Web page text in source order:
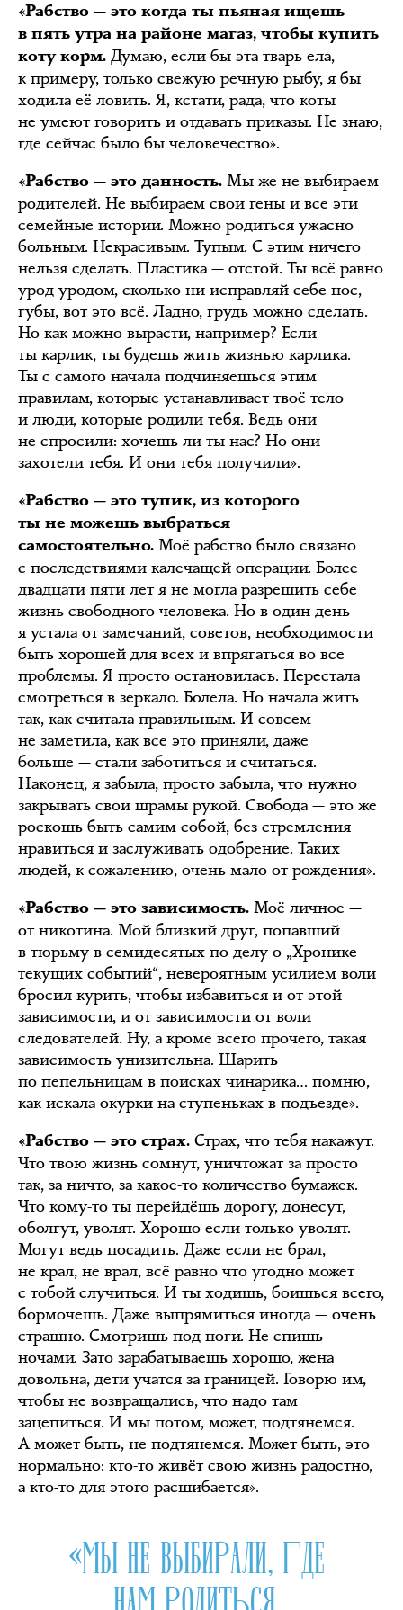
«Рабство — это когда ты пьяная ищешь
в пять утра на районе магаз, чтобы купить
коту корм. Думаю, если бы эта тварь ела,
к примеру, только свежую речную рыбу, я бы
ходила её ловить. Я, кстати, рада, что коты
не умеют говорить и отдавать приказы. Не знаю,
где сейчас было бы человечество».
«Рабство — это данность. Мы же не выбираем
родителей. Не выбираем свои гены и все эти
семейные истории. Можно родиться ужасно
больным. Некрасивым. Тупым. С этим ничего
нельзя сделать. Пластика — отстой. Ты всё равно
урод уродом, сколько ни исправляй себе нос,
губы, вот это всё. Ладно, грудь можно сделать.
Но как можно вырасти, например? Если
ты карлик, ты будешь жить жизнью карлика.
Ты с самого начала подчиняешься этим
правилам, которые устанавливает твоё тело
и люди, которые родили тебя. Ведь они
не спросили: хочешь ли ты нас? Но они
захотели тебя. И они тебя получили».
«Рабство — это тупик, из которого
ты не можешь выбраться
самостоятельно. Моё рабство было связано
с последствиями калечащей операции. Более
двадцати пяти лет я не могла разрешить себе
жизнь свободного человека. Но в один день
я устала от замечаний, советов, необходимости
быть хорошей для всех и впрягаться во все
проблемы. Я просто остановилась. Перестала
смотреться в зеркало. Болела. Но начала жить
так, как считала правильным. И совсем
не заметила, как все это приняли, даже
больше — стали заботиться и считаться.
Наконец, я забыла, просто забыла, что нужно
закрывать свои шрамы рукой. Свобода — это же
роскошь быть самим собой, без стремления
нравиться и заслуживать одобрение. Таких
людей, к сожалению, очень мало от рождения».
«Рабство — это зависимость. Моё личное —
от никотина. Мой близкий друг, попавший
в тюрьму в семидесятых по делу о „Хронике
текущих событий“, невероятным усилием воли
бросил курить, чтобы избавиться и от этой
зависимости, и от зависимости от воли
следователей. Ну, а кроме всего прочего, такая
зависимость унизительна. Шарить
по пепельницам в поисках чинарика… помню,
как искала окурки на ступеньках в подъезде».
«Рабство — это страх. Страх, что тебя накажут.
Что твою жизнь сомнут, уничтожат за просто
так, за ничто, за какое-то количество бумажек.
Что кому-то ты перейдёшь дорогу, донесут,
оболгут, уволят. Хорошо если только уволят.
Могут ведь посадить. Даже если не брал,
не крал, не врал, всё равно что угодно может
с тобой случиться. И ты ходишь, боишься всего,
бормочешь. Даже выпрямиться иногда — очень
страшно. Смотришь под ноги. Не спишь
ночами. Зато зарабатываешь хорошо, жена
довольна, дети учатся за границей. Говорю им,
чтобы не возвращались, что надо там
зацепиться. И мы потом, может, подтянемся.
А может быть, не подтянемся. Может быть, это
нормально: кто-то живёт свою жизнь радостно,
а кто-то для этого расшибается».
«МЫ НЕ ВЫБИРАЛИ, ГДЕ